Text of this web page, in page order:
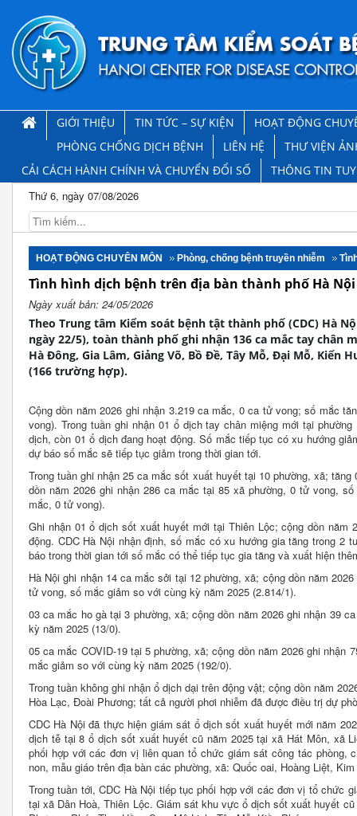
GIỚI THIỆU TIN TỨC – SỰ KIỆN
HOẠT ĐỘNG
PHÒNG CHỐNG DỊCH BỆNH
LIÊN HỆ
THƯ VIỆN
CẢI CÁCH HÀNH CHÍNH VÀ CHUYỂN ĐỔI SỐ
THÔNG TIN
Thứ 6, ngày 07/08/2026
HOẠT ĐỘNG CHUYÊN MÔN Phòng, chống bệnh truyền nhiễm
Tình hình dịch bệnh trên địa bàn thành phố Hà
Ngày xuất bản: 24/05/2026
Theo Trung tâm Kiểm soát bệnh tật thành phố (CDC) Hà
ngày 22/5), toàn thành phố ghi nhận 136 ca mắc tay chân
Hà Đông, Gia Lâm, Giảng Võ, Bồ Đề, Tây Mỗ, Đại Mỗ, Kiến
(166 trường hợp).
Cộng dồn năm 2026 ghi nhận 3.219 ca mắc, 0 ca tử vong; số mắc
vong). Trong tuần ghi nhận 01 ổ dịch tay chân miệng mới tại
dịch, còn 01 ổ dịch đang hoạt động. Số mắc tiếp tục có xu hướng
dự báo số mắc sẽ tiếp tục giảm trong thời gian tới.
Trong tuần ghi nhận 25 ca mắc sốt xuất huyết tại 10 phường, xã;
dồn năm 2026 ghi nhận 286 ca mắc tại 85 xã phường, 0 tử vong,
mắc, 0 tử vong).
Ghi nhận 01 ổ dịch sốt xuất huyết mới tại Thiên Lộc; cộng dồn năm
động. CDC Hà Nội nhận định, số mắc có xu hướng gia tăng trong 2
báo trong thời gian tới số mắc có thể tiếp tục gia tăng và xuất hiện
Hà Nội ghi nhận 14 ca mắc sởi tại 12 phường, xã; cộng dồn năm
tử vong, số mắc giảm so với cùng kỳ năm 2025 (2.814/1).
03 ca mắc ho gà tại 3 phường, xã; cộng dồn năm 2026 ghi nhận 39
kỳ năm 2025 (13/0).
05 ca mắc COVID-19 tại 5 phường, xã; cộng dồn năm 2026 ghi
mắc giảm so với cùng kỳ năm 2025 (192/0).
Trong tuần không ghi nhận ổ dịch dại trên động vật; cộng dồn năm
Hòa Lạc, Đoài Phương; tất cả người phơi nhiễm đã được điều trị dự
CDC Hà Nội đã thực hiện giám sát ổ dịch sốt xuất huyết mới năm
dịch tễ tại 8 ổ dịch sốt xuất huyết cũ năm 2025 tại xã Hát Môn, xã
phối hợp với các đơn vị liên quan tổ chức giám sát công tác phòng,
non, mẫu giáo trên địa bàn các phường, xã: Quốc oai, Hoàng Liệt,
Trong tuần tới, CDC Hà Nội tiếp tục phối hợp với các đơn vị tổ chức
tại xã Dân Hoà, Thiên Lộc. Giám sát khu vực ổ dịch sốt xuất huyết